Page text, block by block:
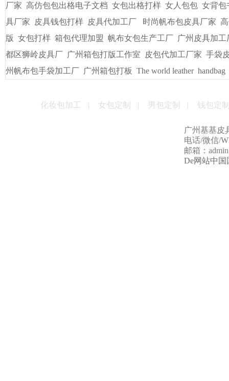
厂家 高仿包包出格电子文档 女包出格打样 女人包包 女背包
具厂家
皮具钱包打样 皮具代加工厂 时尚帆布包皮具厂家
版 女包打样 箱包代理加盟 帆布女包生产工厂 广州皮具加工
都区狮岭皮具厂 广州箱包打版工作室 皮包代加工厂家 手袋
州帆布包手袋加工厂 广州箱包打板 The world leather handbag
化妆包加工 | 女包定制 | 男包定制 | 钱包定
广州基基皮
电话/微信/
邮箱：
De网站中国